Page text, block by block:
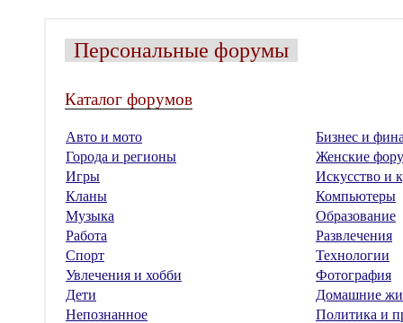
Персональные форумы
Каталог форумов
Авто и мото
Бизнес и
Города и регионы
Женские
Игры
Искусство и
Кланы
Компьютеры
Музыка
Образование
Работа
Развлечения
Спорт
Технологии
Увлечения и хобби
Фотография
Дети
Домашние
Непознанное
Политика и